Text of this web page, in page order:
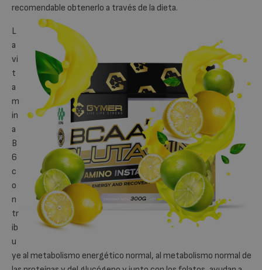
recomendable obtenerlo a través de la dieta.
L
a
vi
t
a
m
in
a
B
6
c
o
n
tr
ib
u
ye al metabolismo energético normal, al metabolismo normal de